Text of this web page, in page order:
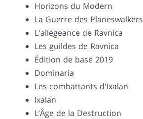
Horizons du Modern
La Guerre des Planeswalkers
L'allégeance de Ravnica
Les guildes de Ravnica
Édition de base 2019
Dominaria
Les combattants d'Ixalan
Ixalan
L’Âge de la Destruction